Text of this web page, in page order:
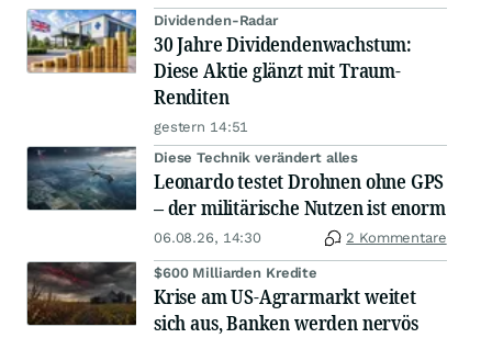
Dividenden-Radar
30 Jahre Dividendenwachstum:
Diese Aktie glänzt mit Traum-
Renditen
gestern 14:51
Diese Technik verändert alles
Leonardo testet Drohnen ohne GPS
– der militärische Nutzen ist enorm
06.08.26, 14:30 2 Kommentare
$600 Milliarden Kredite
Krise am US-Agrarmarkt weitet
sich aus, Banken werden nervös